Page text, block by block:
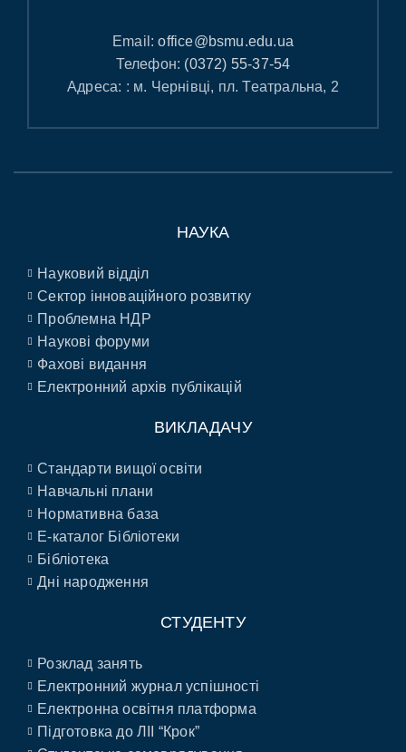
Email:office@bsmu.edu.ua
Телефон: (0372) 55-37-54
Адреса: : м. Чернівці, пл. Театральна, 2
НАУКА
Науковий відділ
Сектор інноваційного розвитку
Проблемна НДР
Наукові форуми
Фахові видання
Електронний архів публікацій
ВИКЛАДАЧУ
Стандарти вищої освіти
Навчальні плани
Нормативна база
E-каталог Бібліотеки
Бібліотека
Дні народження
СТУДЕНТУ
Розклад занять
Електронний журнал успішності
Електронна освітня платформа
Підготовка до ЛІІ “Крок”